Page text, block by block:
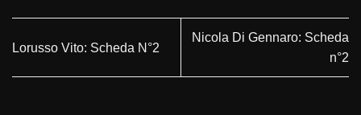
Lorusso Vito: Scheda N°2
Nicola Di Gennaro: Scheda
n°2